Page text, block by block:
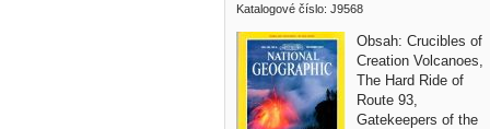
Katalogové číslo: J9568
Obsah: Crucibles of
Creation Volcanoes,
The Hard Ride of
Route 93,
Gatekeepers of the